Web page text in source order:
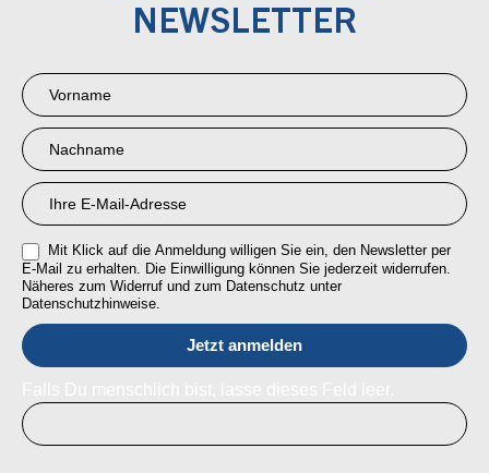
NEWSLETTER
Newsletter
Anmeldung
RMI
Mit Klick auf die Anmeldung willigen Sie ein, den Newsletter per
E-Mail zu erhalten. Die Einwilligung können Sie jederzeit widerrufen.
Näheres zum Widerruf und zum Datenschutz unter
Datenschutzhinweise.